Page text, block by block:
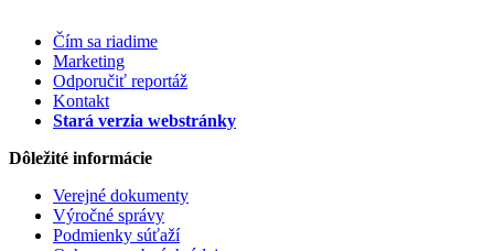
Čím sa riadime
Marketing
Odporučiť reportáž
Kontakt
Stará verzia webstránky
Dôležité informácie
Verejné dokumenty
Výročné správy
Podmienky súťaží